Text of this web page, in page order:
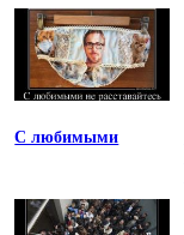
С любимыми